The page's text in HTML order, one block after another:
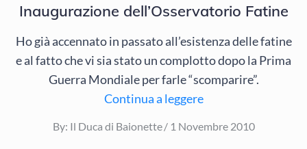
Inaugurazione dell’Osservatorio Fatine
Ho già accennato in passato all’esistenza delle fatine
e al fatto che vi sia stato un complotto dopo la Prima
Guerra Mondiale per farle “scomparire”.
Continua a leggere
By: Il Duca di Baionette
Posted
1 Novembre 2010